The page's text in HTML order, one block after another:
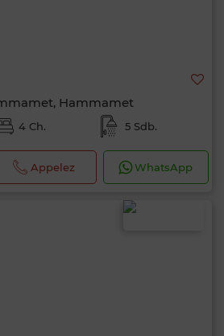
Hammamet
4 Ch. 5 Sdb.
Appelez WhatsApp